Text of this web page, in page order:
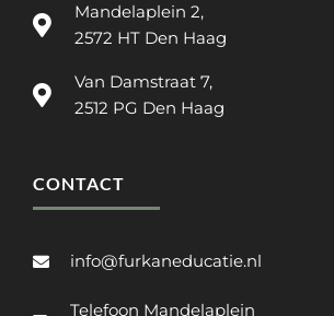
Mandelaplein 2,
2572 HT Den Haag
Van Damstraat 7,
2512 PG Den Haag
CONTACT
info@furkaneducatie.nl
Telefoon Mandelaplein